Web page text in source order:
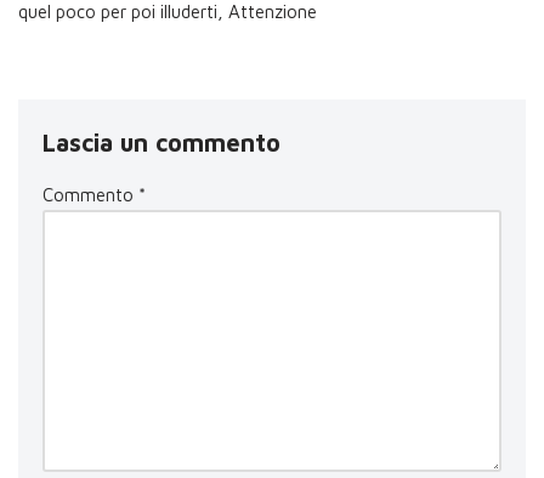
quel poco per poi illuderti, Attenzione
Lascia un commento
Commento *